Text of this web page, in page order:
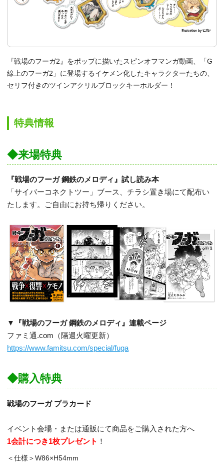
『戦場のフーガ2』をポップに描いたスピンオフマンガ動画、「G
線上のフーガ2」に登場するイケメン化したキャラクターたちの、
セリフ付きのツインアクリルブロックキーホルダー！
特典情報
◆来場特典
『戦場のフーガ 鋼鉄のメロディ』試し読み本
「サイバーコネクトツー」ブース、チラシ置き場にて配布い
たします。ご自由にお持ち帰りください。
▼『戦場のフーガ 鋼鉄のメロディ』連載ページ
ファミ通.com（隔週火曜更新）
https://www.famitsu.com/special/fuga
◆購入特典
戦場のフーガ プラカード
イベント会場・または通販にて商品をご購入された方へ
1会計につき1枚プレゼント ！
＜仕様＞W86×H54mm